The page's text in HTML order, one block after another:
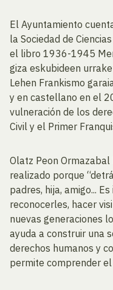
El Ayuntamiento
la Sociedad de
el libro 1936-1945
giza eskubideen
Lehen Frankismo
y en castellano en el
vulneración de los
Civil y el Primer
Olatz Peon
realizado porque
padres, hija, amigo...
reconocerles, hacer
nuevas generaciones
ayuda a construir una
derechos humanos y
permite comprender